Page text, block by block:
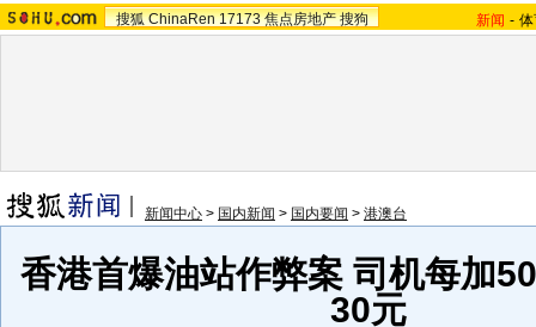
搜狐 ChinaRen 17173 焦点房地产 搜狗 新闻 -
新闻中心 > 国内新闻 > 国内要闻 > 港澳台
香港首爆油站作弊案 司机每加
30元